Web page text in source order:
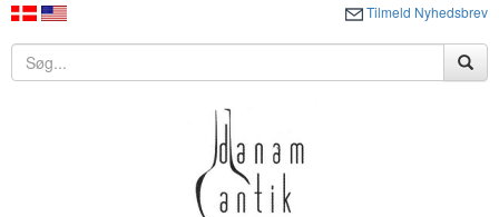
Tilmeld Nyhedsbrev